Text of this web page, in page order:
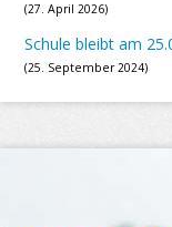
27. April 2026
Schule bleibt am
25. September 2024